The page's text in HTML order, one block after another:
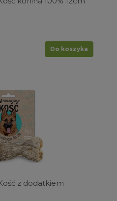
Do koszyka
z dodatkiem